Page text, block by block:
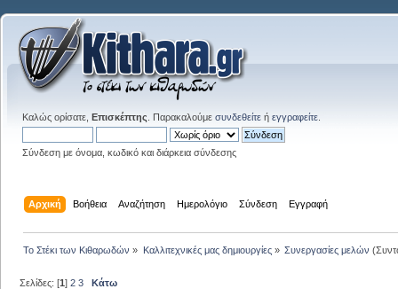
Καλώς ορίσατε, Επισκέπτης . Παρακαλούμε συνδεθείτε ή εγγραφείτε
Σύνδεση με όνομα, κωδικό και διάρκεια σύνδεσης
Αρχική Βοήθεια Αναζήτηση Ημερολόγιο Σύνδεση Εγγραφή
Το Στέκι των Κιθαρωδών » Καλλιτεχνικές μας δημιουργίες» Συνεργασίες μελών
Σελίδες: [1]2 3 Κάτω